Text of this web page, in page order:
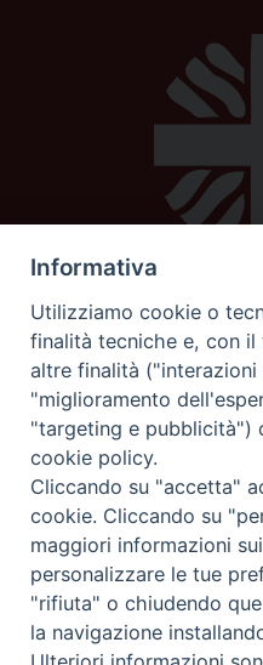
Caritas diocesana
Piazza Strambi 4
62100 Macerata
telefono 0733232795
mail:
seguici su
Ricerca
Informativa
Utilizziamo cookie o
finalità tecniche e, con il
altre finalità
"miglioramento
"targeting e pubblicità")
cookie policy.
Cliccando su "accetta"
cookie. Cliccando su
maggiori informazioni
personalizzare le tue
"rifiuta" o chiudendo
la navigazione